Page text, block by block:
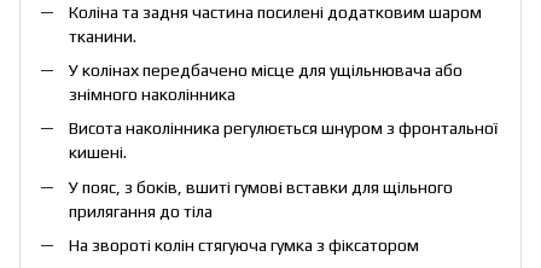
Коліна та задня частина посилені додатковим шаром
тканини.
У колінах передбачено місце для ущільнювача або
знімного наколінника
Висота наколінника регулюється шнуром з фронтальної
кишені.
У пояс, з боків, вшиті гумові вставки для щільного
прилягання до тіла
На звороті колін стягуюча гумка з фіксатором